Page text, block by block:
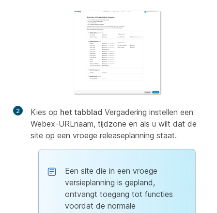
2 Kies op het tabblad Vergadering instellen een
Webex-URLnaam, tijdzone en als u wilt dat de
site op een vroege releaseplanning staat.
Een site die in een vroege
versieplanning is gepland,
ontvangt toegang tot functies
voordat de normale